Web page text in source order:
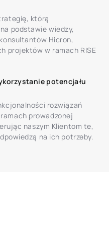
którą
podstawie wiedzy,
Hicron,
projektów w ramach RISE
potencjału
rozwiązań
prowadzonej
naszym Klientom te,
na ich potrzeby.